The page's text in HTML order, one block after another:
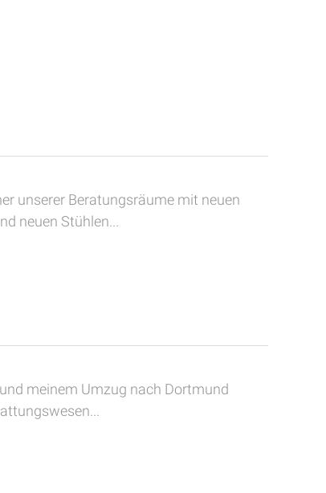
unserer Beratungsräume mit neuen
neuen Stühlen...
meinem Umzug nach Dortmund